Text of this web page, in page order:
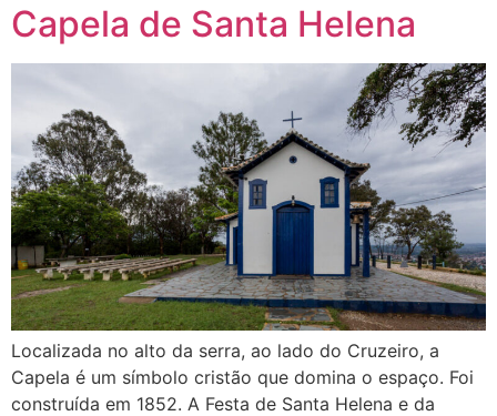
Capela de Santa Helena
Localizada no alto da serra, ao lado do Cruzeiro, a
Capela é um símbolo cristão que domina o espaço. Foi
construída em 1852. A Festa de Santa Helena e da